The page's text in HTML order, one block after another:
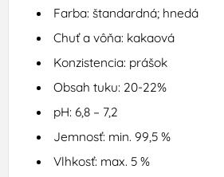
Farba: štandardná; hnedá
Chuť avôňa: kakaová
Konzistencia: prášok
Obsah tuku: 20-22%
pH: 6,8 – 7,2
Jemnosť: min. 99,5 %
Vlhkosť: max. 5 %